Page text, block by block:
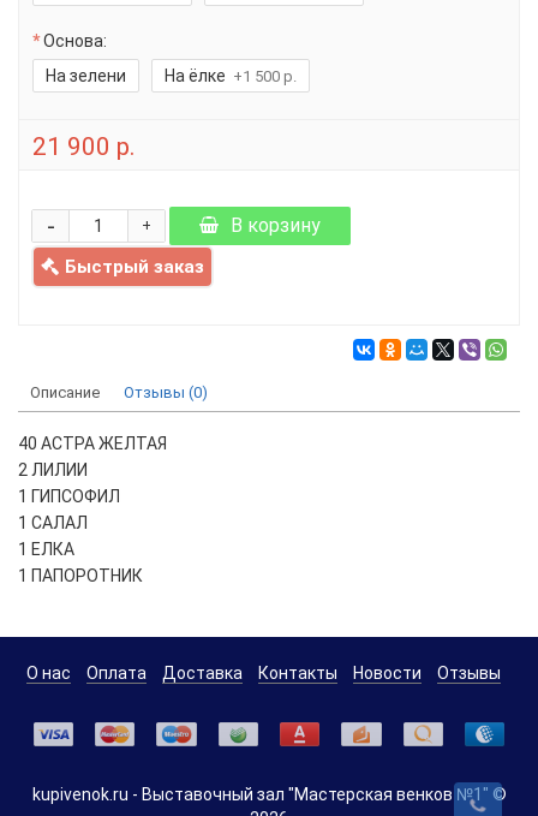
Основа:
На зелени
На ёлке +1 500 р.
21 900 р.
+
- В корзину
Быстрый заказ
Описание Отзывы (0)
40 АСТРА ЖЕЛТАЯ
2 ЛИЛИИ
1 ГИПСОФИЛ
1 САЛАЛ
1 ЕЛКА
1 ПАПОРОТНИК
О нас Оплата Доставка Контакты Новости Отзывы
kupivenok.ru - Выставочный зал "Мастерская венков №1" ©